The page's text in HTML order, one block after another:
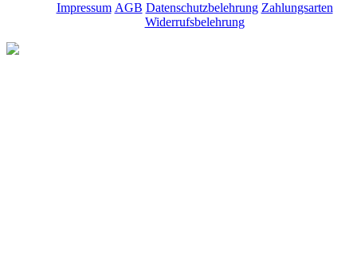
Impressum AGB Datenschutzbelehrung Zahlungsarten
Widerrufsbelehrung